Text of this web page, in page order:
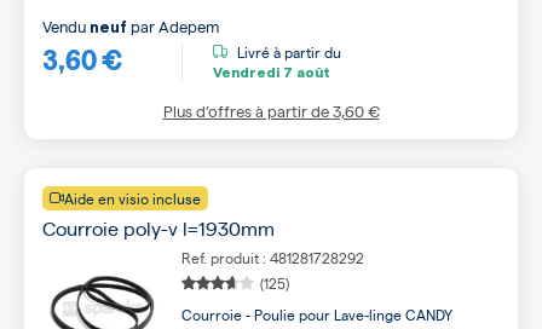
3,60 €
Vendu neuf parAdepem
Livré à partir du
Vendredi 7 août
Plus d’offres à partir de3,60 €
Aide en visio incluse
Courroie poly-v l=1930mm
Ref. produit : 481281728292
(125)
Courroie - Poulie pour Lave-linge CANDY